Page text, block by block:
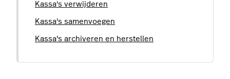
Kassa's verwijderen
Kassa's samenvoegen
Kassa's archiveren en herstellen